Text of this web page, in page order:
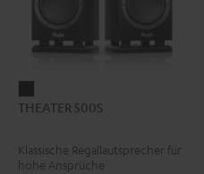
500S
THEATER 500S
Klassische Regallautsprecher für
hohe Ansprüche